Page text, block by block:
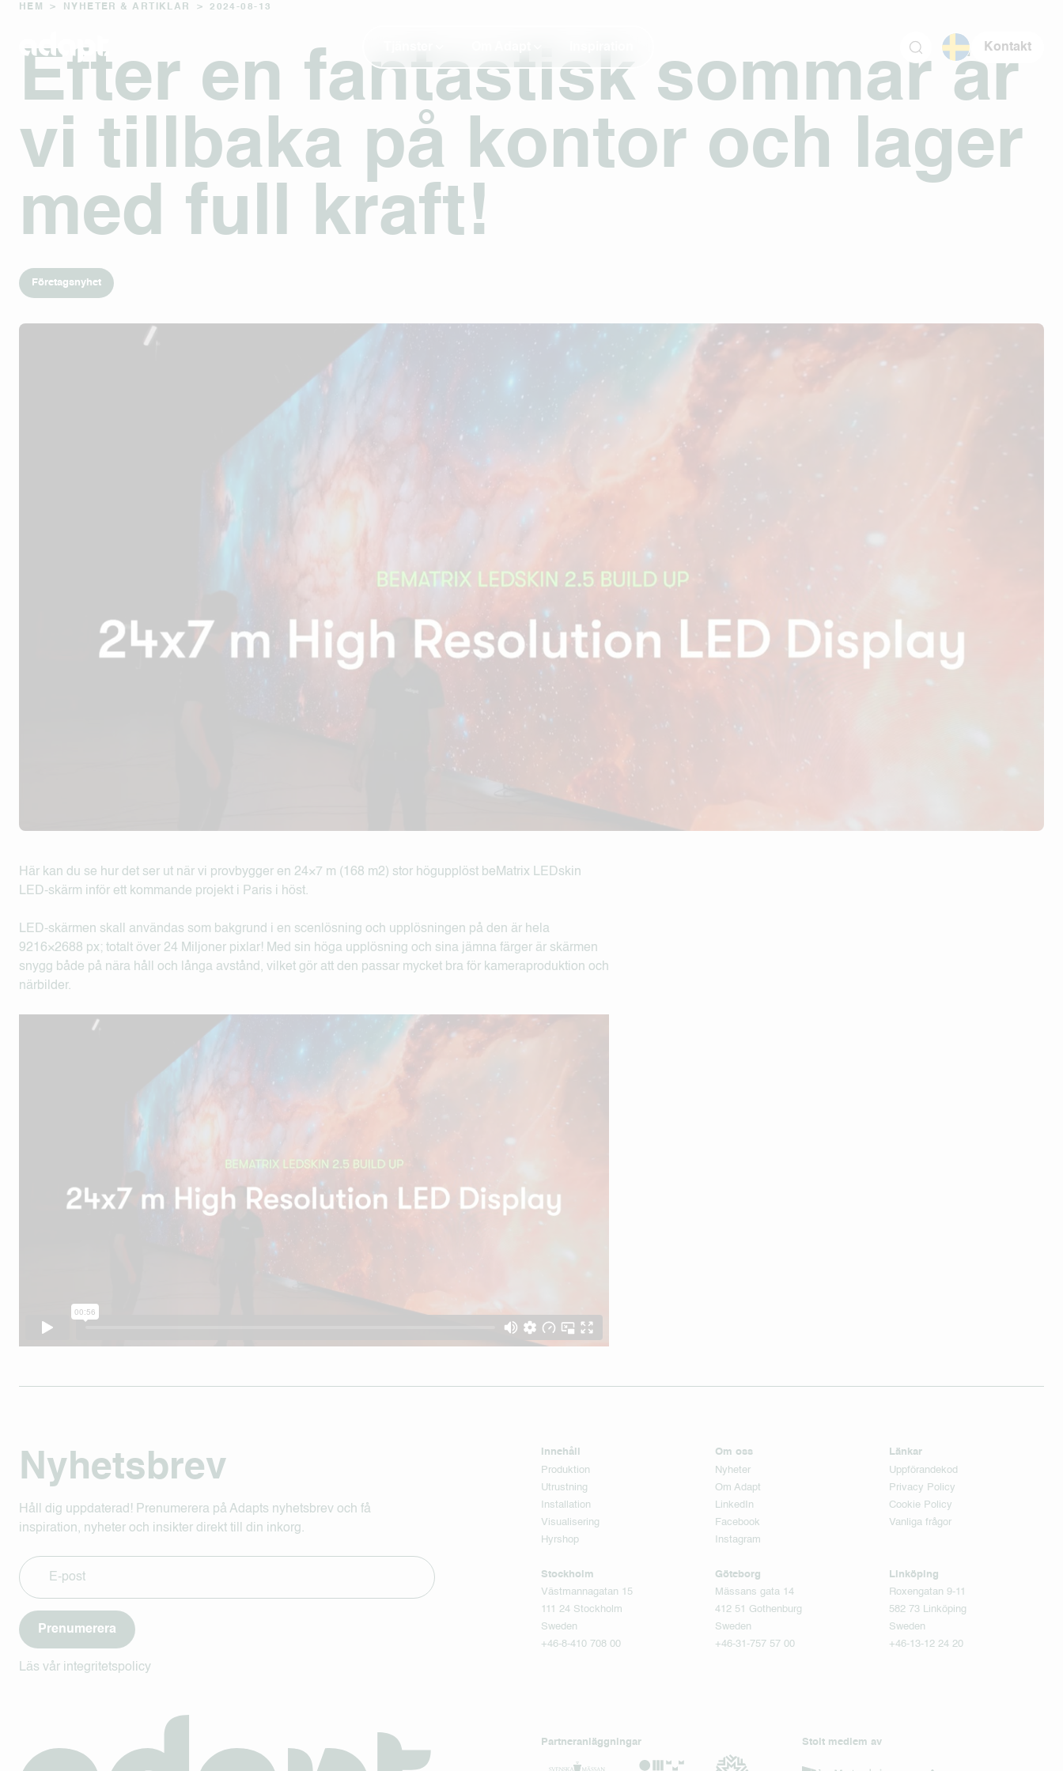
Kontakt
HEM > NYHETER & ARTIKLAR > 2024-08-13
Efter en fantastisk sommar är
vi tillbaka på kontor och lager
med full kraft!
Företagsnyhet
Här kan du se hur det ser ut när vi provbygger en 24×7 m (168 m2) stor högupplöst beMatrix LEDskin
LED-skärm inför ett kommande projekt i Paris i höst.
LED-skärmen skall användas som bakgrund i en scenlösning och upplösningen på den är hela
9216×2688 px; totalt över 24 Miljoner pixlar! Med sin höga upplösning och sina jämna färger är skärmen
snygg både på nära håll och långa avstånd, vilket gör att den passar mycket bra för kameraproduktion och
närbilder.
Nyhetsbrev
Håll dig uppdaterad! Prenumerera på Adapts nyhetsbrev och få
inspiration, nyheter och insikter direkt till din inkorg.
Prenumerera
Läs vår integritetspolicy
Innehåll
Produktion
Utrustning
Installation
Visualisering
Hyrshop
Om oss
Nyheter
Om Adapt
LinkedIn
Facebook
Instagram
Länkar
Uppförandekod
Privacy Policy
Cookie Policy
Vanliga frågor
Stockholm
Västmannagatan 15
111 24 Stockholm
Sweden
+46-8-410 708 00
Göteborg
Mässans gata 14
412 51 Gothenburg
Sweden
+46-31-757 57 00
Linköping
Roxengatan 9-11
582 73 Linköping
Sweden
+46-13-12 24 20
Partneranläggningar Stolt medlem av